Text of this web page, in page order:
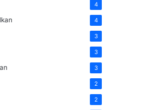
4
4
3
3
3
2
2